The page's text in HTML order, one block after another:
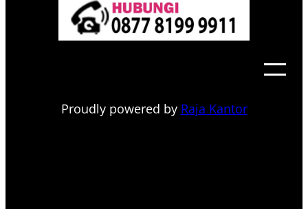
Proudly powered by Raja Kantor